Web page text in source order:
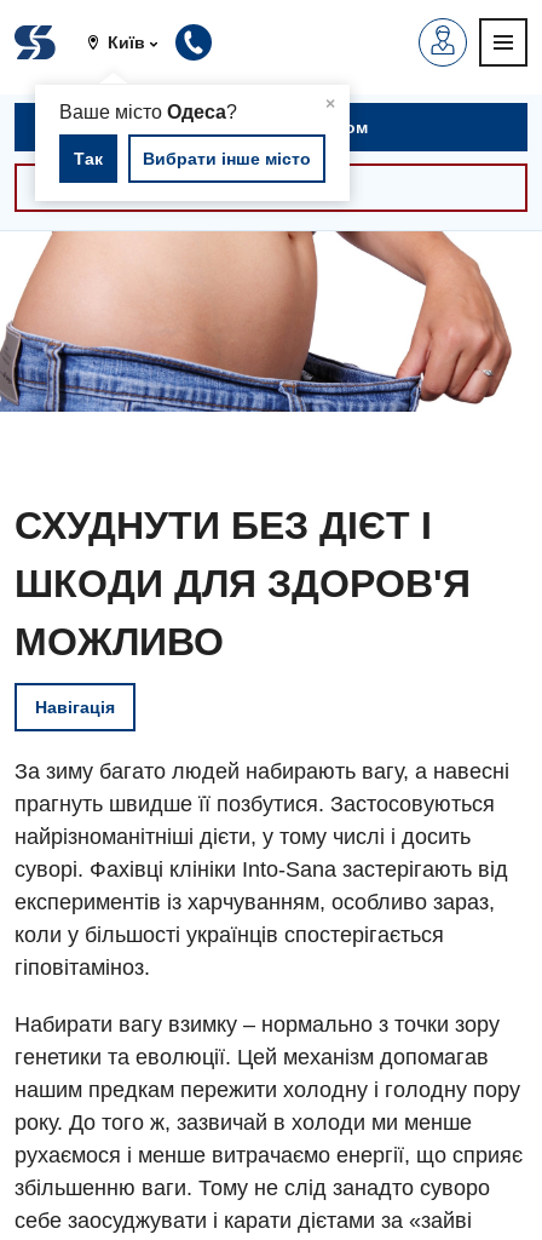
Київ
×
Ваше містоОдеса?
Так Вибрати інше місто
Записатися на прийом
Консультації -30%
СХУДНУТИ БЕЗ ДІЄТ І
ШКОДИ ДЛЯ ЗДОРОВ'Я
МОЖЛИВО
Навігація
За зиму багато людей набирають вагу, а навесні
прагнуть швидше її позбутися. Застосовуються
найрізноманітніші дієти, у тому числі і досить
суворі. Фахівці клініки Into-Sana застерігають від
експериментів із харчуванням, особливо зараз,
коли у більшості українців спостерігається
гіповітаміноз.
Набирати вагу взимку – нормально з точки зору
генетики та еволюції. Цей механізм допомагав
нашим предкам пережити холодну і голодну пору
року. До того ж, зазвичай в холоди ми менше
рухаємося і менше витрачаємо енергії, що сприяє
збільшенню ваги. Тому не слід занадто суворо
себе заосуджувати і карати дієтами за «зайві